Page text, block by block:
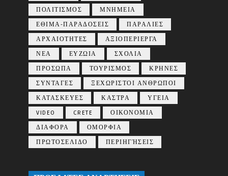
ΠΟΛΙΤΙΣΜΟΣ
ΜΝΗΜΕΙΑ
ΕΘΙΜΑ-ΠΑΡΑΔΟΣΕΙΣ
ΠΑΡΑΛΙΕΣ
ΑΡΧΑΙΟΤΗΤΕΣ
ΑΞΙΟΠΕΡΙΕΡΓΑ
ΝΕΑ
ΕΥΖΩΙΑ
ΣΧΟΛΙΑ
ΠΡΟΣΩΠΑ
ΤΟΥΡΙΣΜΟΣ
ΚΡΗΝΕΣ
ΣΥΝΤΑΓΕΣ
ΞΕΧΩΡΙΣΤΟΙ ΑΝΘΡΩΠΟΙ
ΚΑΤΑΣΚΕΥΕΣ
ΚΑΣΤΡΑ
ΥΓΕΙΑ
VIDEO
CRETE
ΟΙΚΟΝΟΜΙΑ
ΔΙΑΦΟΡΑ
ΟΜΟΡΦΙΑ
ΠΡΩΤΟΣΕΛΙΔΟ
ΠΕΡΙΗΓΉΣΕΙΣ